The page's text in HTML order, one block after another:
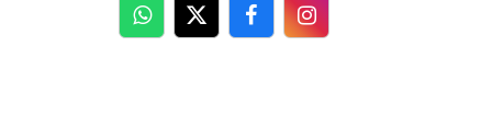
WhatsApp
TwitterFacebookFacebook